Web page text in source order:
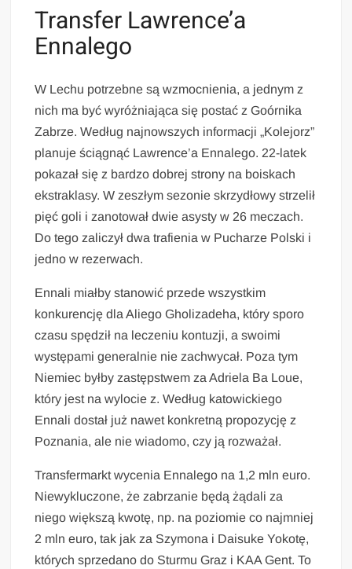
Transfer Lawrence’a
Ennalego
W Lechu potrzebne są wzmocnienia, a jednym z
nich ma być wyróżniająca się postać z Goórnika
Zabrze. Według najnowszych informacji „Kolejorz”
planuje ściągnąć Lawrence’a Ennalego. 22-latek
pokazał się z bardzo dobrej strony na boiskach
ekstraklasy. W zeszłym sezonie skrzydłowy strzelił
pięć goli i zanotował dwie asysty w 26 meczach.
Do tego zaliczył dwa trafienia w Pucharze Polski i
jedno w rezerwach.
Ennali miałby stanowić przede wszystkim
konkurencję dla Aliego Gholizadeha, który sporo
czasu spędził na leczeniu kontuzji, a swoimi
występami generalnie nie zachwycał. Poza tym
Niemiec byłby zastępstwem za Adriela Ba Loue,
który jest na wylocie z. Według katowickiego
Ennali dostał już nawet konkretną propozycję z
Poznania, ale nie wiadomo, czy ją rozważał.
Transfermarkt wycenia Ennalego na 1,2 mln euro.
Niewykluczone, że zabrzanie będą żądali za
niego większą kwotę, np. na poziomie co najmniej
2 mln euro, tak jak za Szymona i Daisuke Yokotę,
których sprzedano do Sturmu Graz i KAA Gent. To